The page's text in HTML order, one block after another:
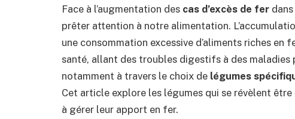
Face à l’augmentation des cas d’excès de fer
prêter attention à notre alimentation.
une consommation excessive d’aliments riches
santé, allant des troubles digestifs à des
notamment à travers le choix de légumes
Cet article explore les légumes qui se révèlent
à gérer leur apport en fer.